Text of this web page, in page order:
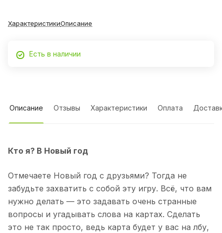
ХарактеристикиОписание
Есть в наличии
Описание Отзывы Характеристики Оплата
Кто я? В Новый год
Отмечаете Новый год с друзьями? Тогда не
забудьте захватить с собой эту игру. Всё, что вам
нужно делать — это задавать очень странные
вопросы и угадывать слова на картах. Сделать
это не так просто, ведь карта будет у вас на лбу,